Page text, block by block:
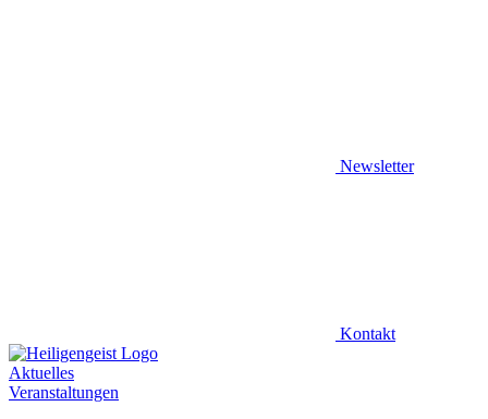
Newsletter
Kontakt
Aktuelles
Veranstaltungen